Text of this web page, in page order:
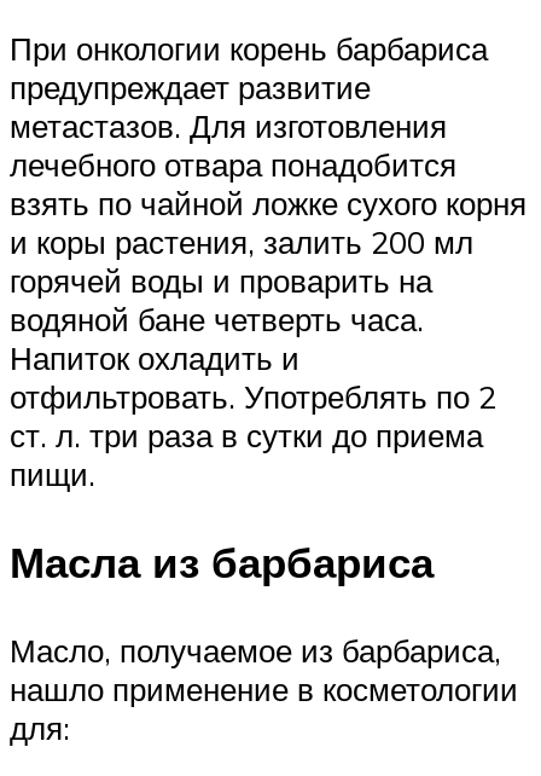
При онкологии корень барбариса
предупреждает развитие
метастазов. Для изготовления
лечебного отвара понадобится
взять по чайной ложке сухого корня
и коры растения, залить 200 мл
горячей воды и проварить на
водяной бане четверть часа.
Напиток охладить и
отфильтровать. Употреблять по 2
ст. л. три раза в сутки до приема
пищи.
Масла из барбариса
Масло, получаемое из барбариса,
нашло применение в косметологии
для: